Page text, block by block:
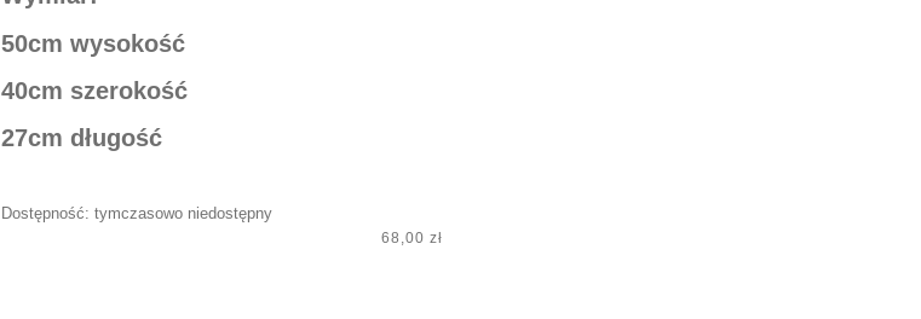
50cm wysokość
40cm szerokość
27cm długość
Dostępność: tymczasowo niedostępny
68,00 zł